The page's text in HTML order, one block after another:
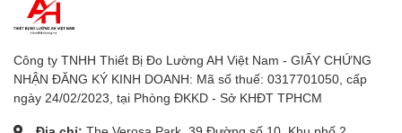
3.Thiết bị đo chất lượng nước
điện của nước, Bút đo TDS, máy đo độ tinh khiết của
nước, máy đo nồng độ oxy hòa tan trong nước, bút đo
độ ngọt
Công ty TNHH Thiết Bị Đo Lường AH Việt Nam - GIẤY CHỨNG
NHẬN ĐĂNG KÝ KINH DOANH: Mã số thuế: 0317701050, cấp
ngày 24/02/2023, tại Phòng ĐKKD - Sở KHĐT TPHCM